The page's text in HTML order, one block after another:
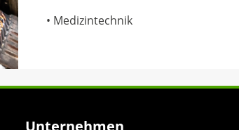
• Medizintechnik
Unternehmen